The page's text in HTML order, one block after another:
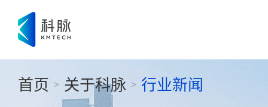
首页 > 关于科脉 > 行业新闻